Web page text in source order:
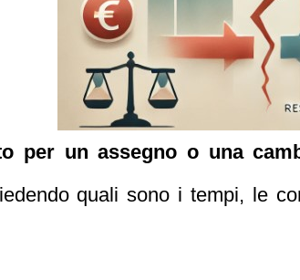
per un assegno o una
quali sono i tempi, le